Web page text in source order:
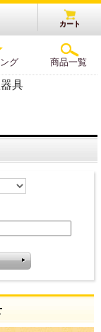
カート
グ 商品一覧
具